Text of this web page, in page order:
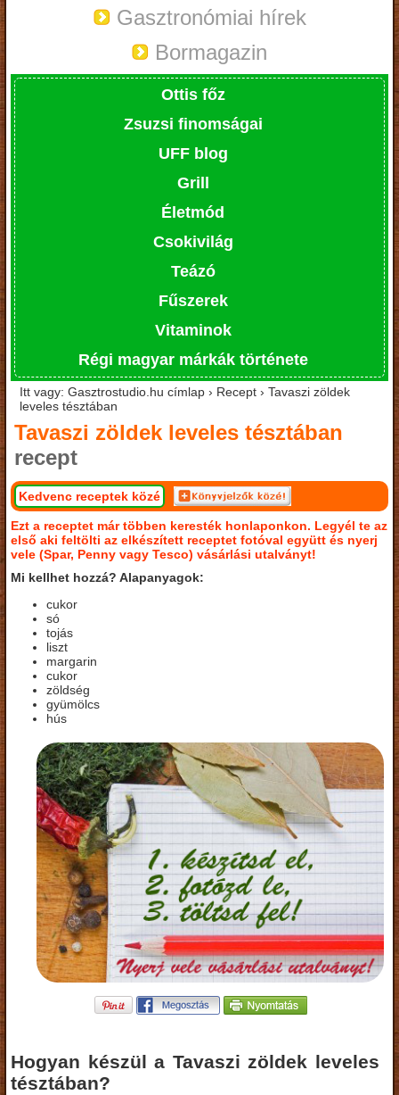
Gasztronómiai hírek
Bormagazin
Ottis főz
Zsuzsi finomságai
UFF blog
Grill
Életmód
Csokivilág
Teázó
Fűszerek
Vitaminok
Régi magyar márkák története
Itt vagy: Gasztrostudio.hu címlap › Recept › Tavaszi zöldek
leveles tésztában
Tavaszi zöldek leveles tésztában
recept
Kedvenc receptek közé
Ezt a receptet már többen keresték honlaponkon. Legyél te az
első aki feltölti az elkészített receptet fotóval együtt és nyerj
vele (Spar, Penny vagy Tesco) vásárlási utalványt!
Mi kellhet hozzá? Alapanyagok:
cukor
só
tojás
liszt
margarin
cukor
zöldség
gyümölcs
hús
Hogyan készül a Tavaszi zöldek leveles
tésztában?